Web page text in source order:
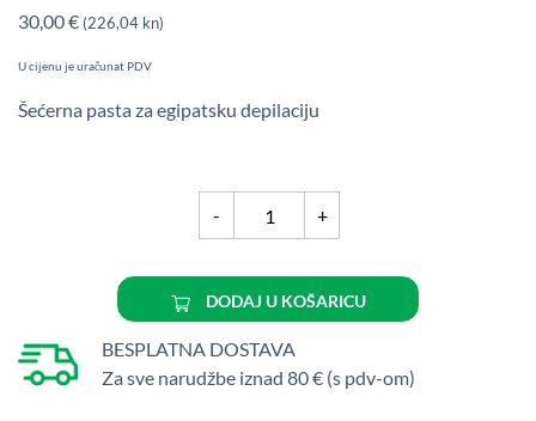
30,00€ (226,04 kn)
U cijenu je uračunat PDV
Šećerna pasta za egipatsku depilaciju
-
medna
Sensa
količina
+
DODAJ U KOŠARICU
BESPLATNA DOSTAVA
Za sve narudžbe iznad 80 € (s pdv-om)